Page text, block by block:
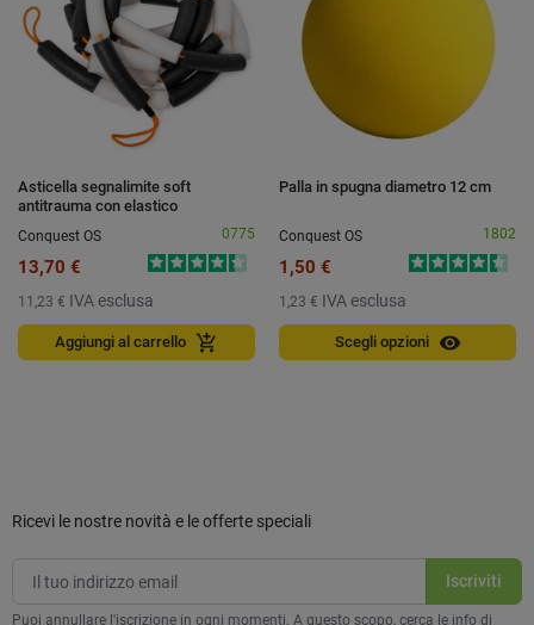
Asticella segnalimite soft
antitrauma con elastico
Conquest OS
0775
13,70 €
11,23 € IVA esclusa
Aggiungi al carrello add_shopping_cart
Palla in spugna diametro 12 cm
Conquest OS 1802
1,50 €
1,23 € IVA esclusa
Scegli opzioni visibility
Ricevi le nostre novità e le offerte speciali
Puoi annullare l'iscrizione in ogni momenti. A questo scopo, cerca le info di